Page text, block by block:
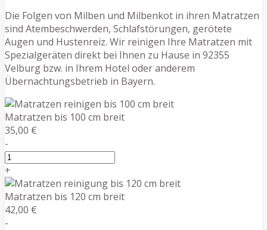
Die Folgen von Milben und Milbenkot in ihren Matratzen
sind Atembeschwerden, Schlafstörungen, gerötete
Augen und Hustenreiz. Wir reinigen Ihre Matratzen mit
Spezialgeräten direkt bei Ihnen zu Hause in 92355
Velburg bzw. in Ihrem Hotel oder anderem
Übernachtungsbetrieb in Bayern.
Matratzen bis 100 cm breit
35,00 €
-
+
Matratzen bis 120 cm breit
42,00 €
-